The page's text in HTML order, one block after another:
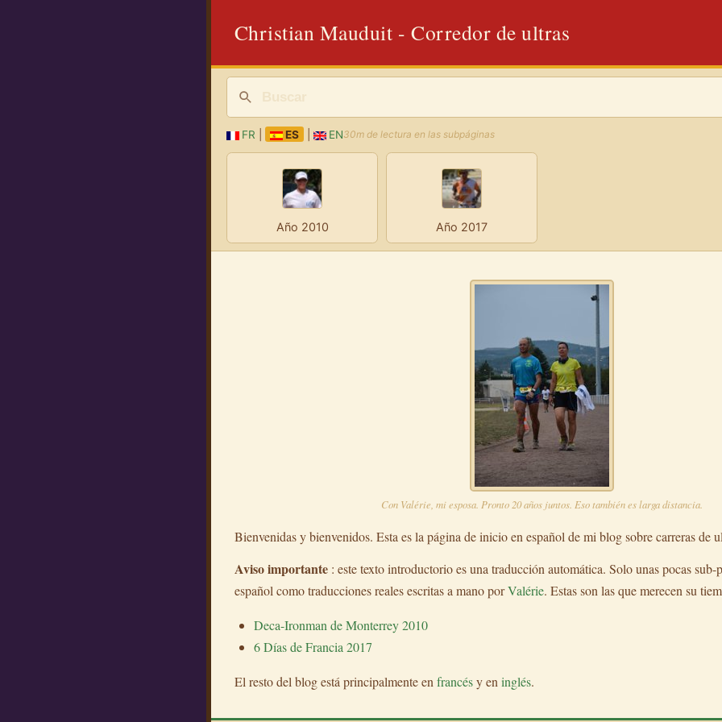
Christian Mauduit - Corredor de ultras
FR ES EN30m de lectura en las subpáginas
Año 2010 Año 2017
Con Valérie, mi esposa. Pronto 20 años juntos. Eso también es larga distancia.
Bienvenidas y bienvenidos. Esta es la página de inicio en español de mi blog sobre carreras de
Aviso importante: este texto introductorio es una traducción automática. Solo unas pocas sub-
español como traducciones reales escritas a mano porValérie. Estas son las que merecen su
Deca-Ironman de Monterrey 2010
6 Días de Francia 2017
El resto del blog está principalmente en francésy en inglés.